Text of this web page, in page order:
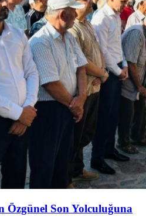
Özgünel Son Yolculuğuna